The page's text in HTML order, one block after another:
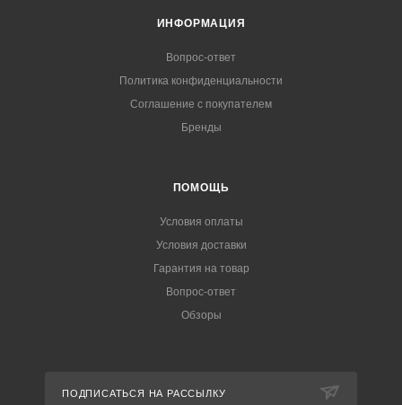
ИНФОРМАЦИЯ
Вопрос-ответ
Политика конфиденциальности
Соглашение с покупателем
Бренды
ПОМОЩЬ
Условия оплаты
Условия доставки
Гарантия на товар
Вопрос-ответ
Обзоры
ПОДПИСАТЬСЯ НА РАССЫЛКУ